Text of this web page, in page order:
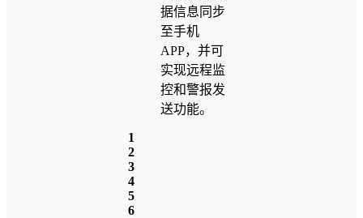
据信息同步
至手机
APP，并可
实现远程监
控和警报发
送功能。
1
2
3
4
5
6